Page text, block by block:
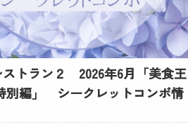
ストラン２ 2026年6月「美食王
別編」 シークレットコンボ情